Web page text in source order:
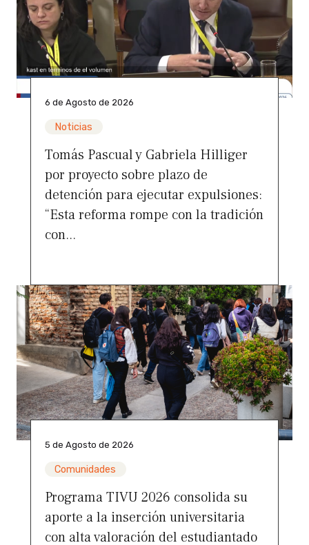
6 de Agosto de 2026
Noticias
Tomás Pascual y Gabriela Hilliger
por proyecto sobre plazo de
detención para ejecutar expulsiones:
“Esta reforma rompe con la tradición
con...
5 de Agosto de 2026
Comunidades
Programa TIVU 2026 consolida su
aporte a la inserción universitaria
con alta valoración del estudiantado